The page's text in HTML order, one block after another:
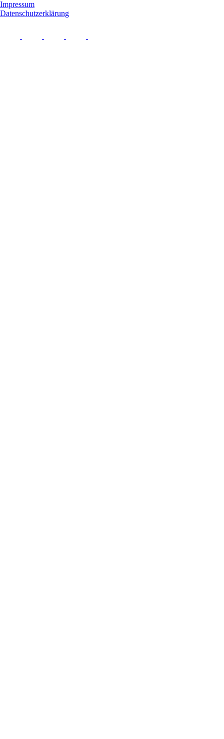
Impressum
Datenschutzerklärung